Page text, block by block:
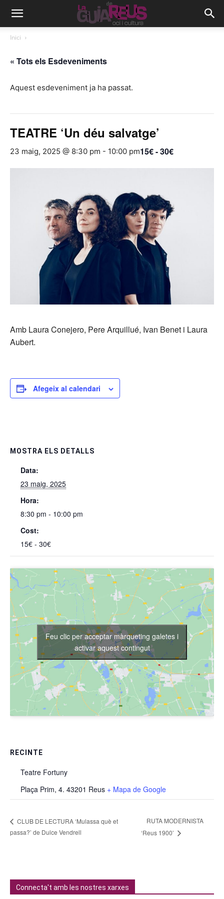
Inici
« Tots els Esdeveniments
Aquest esdeveniment ja ha passat.
TEATRE ‘Un déu salvatge’
23 maig, 2025 @ 8:30 pm - 10:00 pm15€ - 30€
Amb Laura Conejero, Pere Arquillué, Ivan Benet i Laura
Aubert.
Afegeix al calendari
MOSTRA ELS DETALLS
Data:
23 maig, 2025
Hora:
8:30 pm - 10:00 pm
Cost:
15€ - 30€
RECINTE
Teatre Fortuny
Plaça Prim, 4. 43201 Reus + Mapa de Google
Feu clic per acceptar màrqueting galetes i
activar aquest contingut
CLUB DE LECTURA ‘Mulassa què et
passa?’ de Dulce Vendrell
RUTA MODERNISTA
‘Reus 1900’
Connecta't amb les nostres xarxes